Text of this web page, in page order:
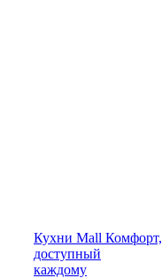
Кухни Mall Комфорт,
доступный
каждому